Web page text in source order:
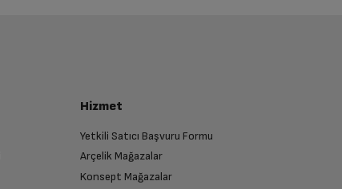
Hizmet
Yetkili Satıcı Başvuru Formu
Arçelik Mağazalar
Konsept Mağazalar